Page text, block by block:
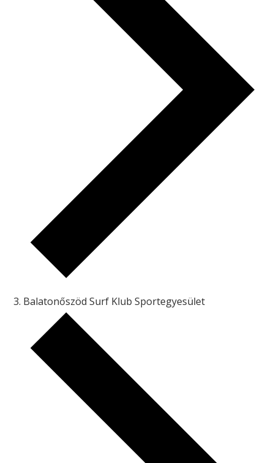
Balatonőszöd Surf Klub Sportegyesület